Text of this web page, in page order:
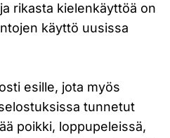
rikasta kielenkäyttöä on
käyttö uusissa
esille, jota myös
tunnetut
poikki, loppupeleissä,